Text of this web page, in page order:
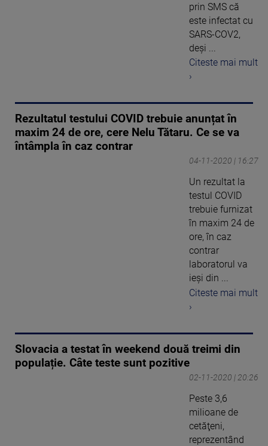
prin SMS că
este infectat cu
SARS-COV2,
deși ...
Citeste mai mult
›
Rezultatul testului COVID trebuie anunțat în
maxim 24 de ore, cere Nelu Tătaru. Ce se va
întâmpla în caz contrar
04-11-2020 | 16:27
Un rezultat la
testul COVID
trebuie furnizat
în maxim 24 de
ore, în caz
contrar
laboratorul va
ieși din ...
Citeste mai mult
›
Slovacia a testat în weekend două treimi din
populație. Câte teste sunt pozitive
02-11-2020 | 20:26
Peste 3,6
milioane de
cetăţeni,
reprezentând